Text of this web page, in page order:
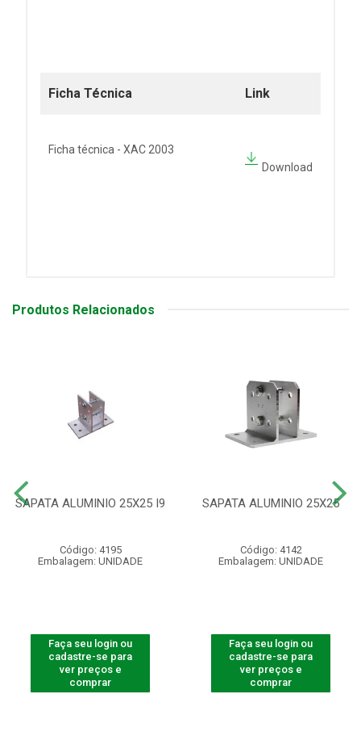
Ficha Técnica Link
Ficha técnica - XAC 2003
Download
Produtos Relacionados
SAPATA ALUMINIO 25X25 I9
Código: 4195
Embalagem: UNIDADE
Faça seu login ou
cadastre-se para
ver preços e
comprar
SAPATA ALUMINIO 25X25
Código: 4142
Embalagem: UNIDADE
Faça seu login ou
cadastre-se para
ver preços e
comprar